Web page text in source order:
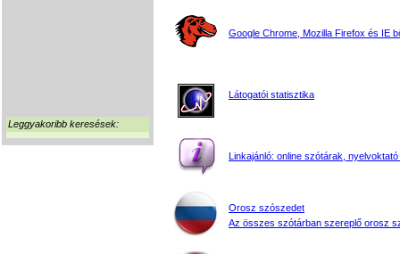
Leggyakoribb keresések:
Google Chrome, Mozilla Firefox és IE
Látogatói statisztika
Linkajánló: online szótárak, nyelvoktató
Orosz szószedet
Az összes szótárban szereplő orosz